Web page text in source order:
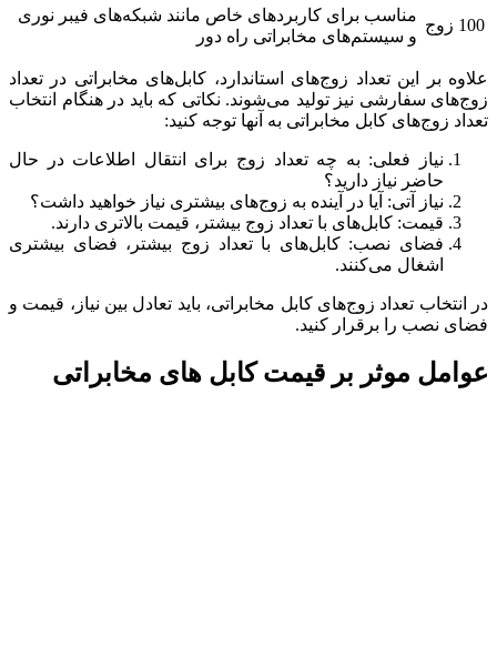
100 زوج
مناسب برای کاربردهای خاص مانند شبکه‌های فیبر نوری
و سیستم‌های مخابراتی راه دور
علاوه بر این تعداد زوج‌های استاندارد، کابل‌های مخابراتی در تعداد
زوج‌های سفارشی نیز تولید می‌شوند. نکاتی که باید در هنگام انتخاب
تعداد زوج‌های کابل مخابراتی به آنها توجه کنید:
نیاز فعلی: به چه تعداد زوج برای انتقال اطلاعات در حال
حاضر نیاز دارید؟
نیاز آتی: آیا در آینده به زوج‌های بیشتری نیاز خواهید داشت؟
قیمت: کابل‌های با تعداد زوج بیشتر، قیمت بالاتری دارند.
فضای نصب: کابل‌های با تعداد زوج بیشتر، فضای بیشتری
اشغال می‌کنند.
در انتخاب تعداد زوج‌های کابل مخابراتی، باید تعادل بین نیاز، قیمت و
فضای نصب را برقرار کنید.
عوامل موثر بر قیمت کابل های مخابراتی